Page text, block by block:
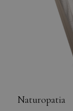
Naturopatia